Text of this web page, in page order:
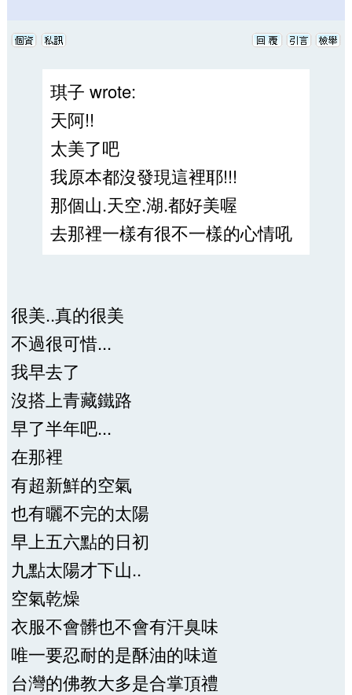
琪子 wrote:
天阿!!
太美了吧
我原本都沒發現這裡耶!!!
那個山.天空.湖.都好美喔
去那裡一樣有很不一樣的心情吼
很美..真的很美
不過很可惜...
我早去了
沒搭上青藏鐵路
早了半年吧...
在那裡
有超新鮮的空氣
也有曬不完的太陽
早上五六點的日初
九點太陽才下山..
空氣乾燥
衣服不會髒也不會有汗臭味
唯一要忍耐的是酥油的味道
台灣的佛教大多是合掌頂禮